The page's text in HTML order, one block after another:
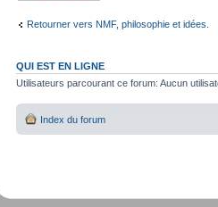
Retourner vers NMF, philosophie et idées.
QUI EST EN LIGNE
Utilisateurs parcourant ce forum: Aucun
Index du forum